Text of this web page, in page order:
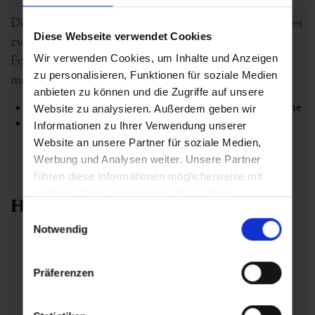
Diese Webseite verwendet Cookies
Wir verwenden Cookies, um Inhalte und Anzeigen
zu personalisieren, Funktionen für soziale Medien
anbieten zu können und die Zugriffe auf unsere
Website zu analysieren. Außerdem geben wir
Informationen zu Ihrer Verwendung unserer
Website an unsere Partner für soziale Medien,
Werbung und Analysen weiter. Unsere Partner
führen diese Informationen möglicherweise mit
Nutzung der Dienste gesammelt haben.
Einwilligungsauswahl
Notwendig
Präferenzen
Direkt an der Talstation der Gipfelbahn Fulseck gibt es
zweiSkischulenund zweiVerleihe. Anfänger und
Fortgeschrittene lernen sicher Skifahren und leihen
modernes Equipment aus.
Professionelle Skischulen für Kinder und Erwachsene
Skiverleih direkt vor Ort von Ski, Snowboard und
Zubehör
Hallo, ich bin Gasti!